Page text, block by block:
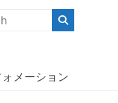
ーマンスの高い商
メーション